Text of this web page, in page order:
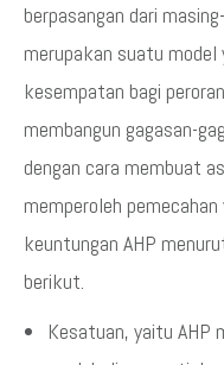
berpasangan dari
merupakan suatu model
kesempatan bagi
membangun gagasan-
dengan cara membuat
memperoleh
keuntungan AHP
berikut.
Kesatuan, yaitu AHP